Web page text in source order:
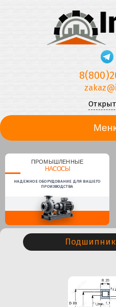
ПРОМЫШЛЕННЫЕ
НАСОСЫ
НАДЕЖНОЕ ОБОРУДОВАНИЕ ДЛЯ ВАШЕГО
ПРОИЗВОДСТВА
Подшипник